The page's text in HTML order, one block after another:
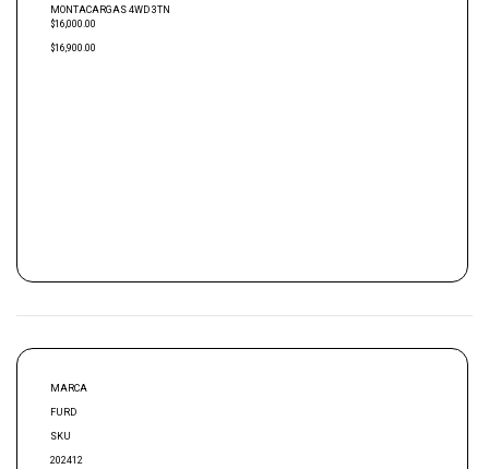
MONTACARGAS 4WD 3TN
$16,000.00
$16,900.00
MARCA
FURD
SKU
202412